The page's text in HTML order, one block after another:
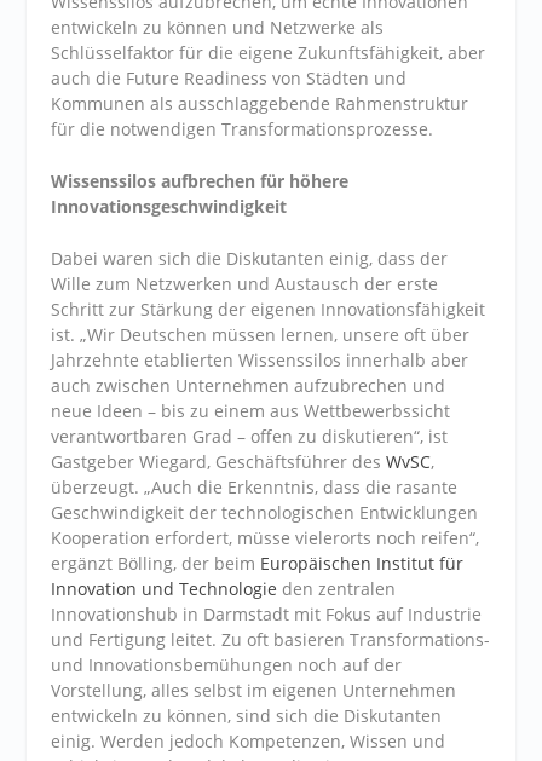
entwickeln zu können und Netzwerke als
Schlüsselfaktor für die eigene Zukunftsfähigkeit, aber
auch die Future Readiness von Städten und
Kommunen als ausschlaggebende Rahmenstruktur
für die notwendigen Transformationsprozesse.
Wissenssilos aufbrechen für höhere
Innovationsgeschwindigkeit
Dabei waren sich die Diskutanten einig, dass der
Wille zum Netzwerken und Austausch der erste
Schritt zur Stärkung der eigenen Innovationsfähigkeit
ist. „Wir Deutschen müssen lernen, unsere oft über
Jahrzehnte etablierten Wissenssilos innerhalb aber
auch zwischen Unternehmen aufzubrechen und
neue Ideen – bis zu einem aus Wettbewerbssicht
verantwortbaren Grad – offen zu diskutieren“, ist
Gastgeber Wiegard, Geschäftsführer desWvSC,
überzeugt. „Auch die Erkenntnis, dass die rasante
Geschwindigkeit der technologischen Entwicklungen
Kooperation erfordert, müsse vielerorts noch reifen“,
ergänzt Bölling, der beim Europäischen Institut für
Innovation und Technologie den zentralen
Innovationshub in Darmstadt mit Fokus auf Industrie
und Fertigung leitet. Zu oft basieren Transformations-
und Innovationsbemühungen noch auf der
Vorstellung, alles selbst im eigenen Unternehmen
entwickeln zu können, sind sich die Diskutanten
einig. Werden jedoch Kompetenzen, Wissen und